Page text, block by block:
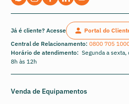
Já é cliente? Acesse
Portal do
Central de Relacionamento:0800 705
Horário de atendimento:Segunda a
8h às 12h
Venda de Equipamentos